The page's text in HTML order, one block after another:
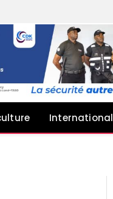
International